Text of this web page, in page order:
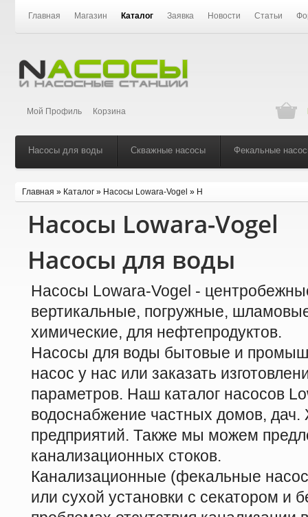
Главная Магазин Каталог Заявка Новости Статьи
Мой Профиль Корзина
Насосы для воды Скважные насосы Фекальные
Главная » Каталог » Насосы Lowara-Vogel » H
Насосы Lowara-Vogel
Насосы для воды
Насосы Lowara-Vogel -
вертикальные, погружные,
химические, для нефтепродуктов.
Насосы для воды бытовые и
насос у нас или заказать
параметров. Наш каталог насосов
водоснабжение частных домов,
предприятий. Также мы можем
канализационных стоков.
Канализационные (фекальные
или сухой установки с секатором и